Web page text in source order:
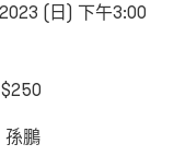
(日) 下午3:00
孫鵬